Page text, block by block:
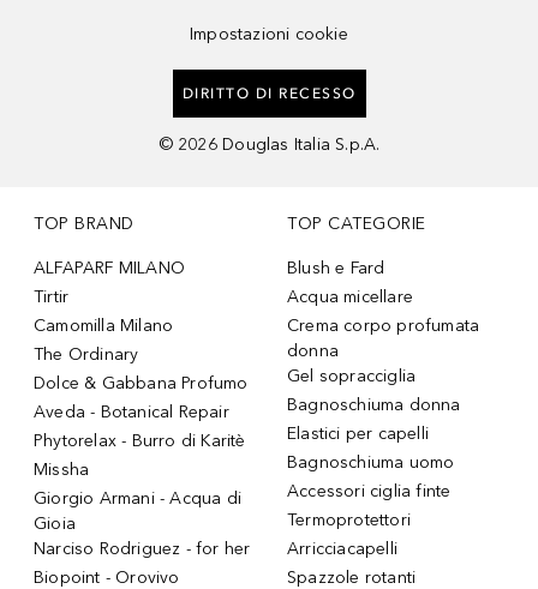
Impostazioni cookie
DIRITTO DI RECESSO
© 2026 Douglas Italia S.p.A.
TOP BRAND
ALFAPARF MILANO
Tirtir
Camomilla Milano
The Ordinary
Dolce & Gabbana Profumo
Aveda - Botanical Repair
Phytorelax - Burro di Karitè
Missha
Giorgio Armani - Acqua di
Gioia
Narciso Rodriguez - for her
Biopoint - Orovivo
TOP CATEGORIE
Blush e Fard
Acqua micellare
Crema corpo profumata
donna
Gel sopracciglia
Bagnoschiuma donna
Elastici per capelli
Bagnoschiuma uomo
Accessori ciglia finte
Termoprotettori
Arricciacapelli
Spazzole rotanti